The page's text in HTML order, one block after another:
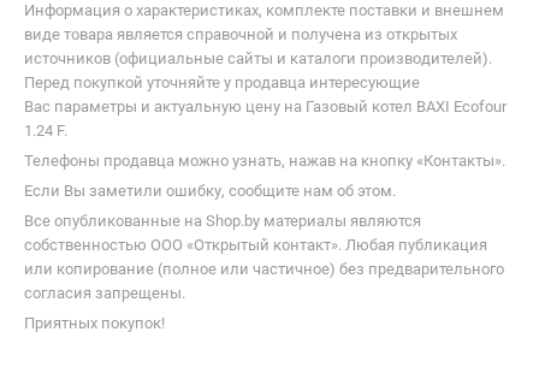
Информация о характеристиках, комплекте поставки и внешнем
виде товара является справочной и получена из открытых
источников (официальные сайты и каталоги производителей).
Перед покупкой уточняйте у продавца интересующие
Вас параметры и актуальную цену на Газовый котел BAXI Ecofour
1.24 F.
Телефоны продавца можно узнать, нажав на кнопку «Контакты».
Если Вы заметили ошибку, сообщите нам об этом.
Все опубликованные на Shop.by материалы являются
собственностью ООО «Открытый контакт». Любая публикация
или копирование (полное или частичное) без предварительного
согласия запрещены.
Приятных покупок!